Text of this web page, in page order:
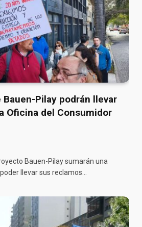
Pilay podrán llevar
Oficina del Consumidor
Bauen-Pilay sumarán una
llevar sus reclamos…